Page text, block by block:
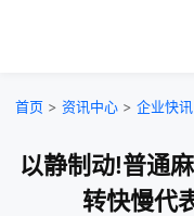
首页 > 资讯中心 > 企业快讯
以静制动!普通
转快慢代